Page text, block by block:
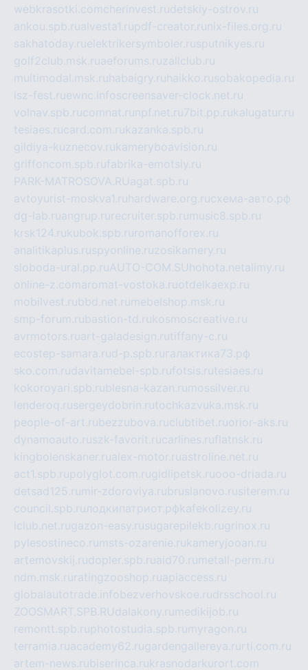
webkrasotki.comcherinvest.rudetskiy-ostrov.ru
ankou.spb.rualvesta1.rupdf-creator.ru nix-files.org.ru
sakhatoday.ruelektrikersymboler.rusputnikyes.ru
golf2club.msk.ruaeforums.ruzallclub.ru
multimodal.msk.ru habaigry.ru haikko.rusobakopedia.ru
isz-fest.ruewnc.infoscreensaver-clock.net.ru
volnav.spb.rucomnat.ru npf.net.ru 7bit.pp.rukalugatur.ru
tesiaes.rucard.com.rukazanka.spb.ru
gildiya-kuznecov.rukameryboavision.ru
griffoncom.spb.rufabrika-emotsiy.ru
PARK-MATROSOVA.RUagat.spb.ru
avtoyurist-moskva1.ru hardware.org.ruсхема-авто.рф
dg-lab.ruangrup.ru recruiter.spb.ru music8.spb.ru
krsk124.rukubok.spb.ru romanofforex.ru
analitikaplus.ruspyonline.ruzosikamery.ru
sloboda-ural.pp.ruAUTO-COM.SU hohota.net alimy.ru
online-z.comaromat-vostoka.ruotdelkaexp.ru
mobilvest.rubbd.net.ru mebelshop.msk.ru
smp-forum.rubastion-td.rukosmoscreative.ru
avrmotors.ruart-galadesign.rutiffany-c.ru
ecostep-samara.rud-p.spb.ru галактика73.рф
sko.com.rudavitamebel-spb.rufotsis.rutesiaes.ru
kokoroyari.spb.rublesna-kazan.ru mossilver.ru
lenderoq.rusergeydobrin.rutochkazvuka.msk.ru
people-of-art.rubezzubova.ruclubtibet.ruorior-aks.ru
dynamoauto.ruszk-favorit.rucarlines.ruflatnsk.ru
kingbolenskaner.rualex-motor.ruastroline.net.ru
act1.spb.rupolyglot.com.rugidlipetsk.ruooo-driada.ru
detsad125.ru mir-zdoroviya.rubruslanovo.rusiterem.ru
council.spb.ruлодкипатриот.рфkafekolizey.ru
iclub.net.rugazon-easy.rusugarepilekb.rugrinox.ru
pylesostineco.ru msts-ozarenie.rukameryjooan.ru
artemovskij.rudopler.spb.ruaid70.ru metall-perm.ru
ndm.msk.ru ratingzooshop.ruapiaccess.ru
globalautotrade.info bezverhovskoe.rudrsschool.ru
ZOOSMART.SPB.RUdalakony.ru medikijob.ru
remontt.spb.ruphotostudia.spb.ru myragon.ru
terramia.ruacademy62.rugardengallereya.ru rti.com.ru
artem-news.rubiserinca.rukrasnodarkurort.com